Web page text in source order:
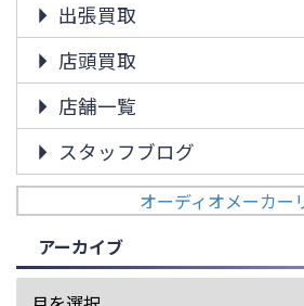
出張買取
店頭買取
店舗一覧
スタッフブログ
オーディオメーカー
アーカイブ